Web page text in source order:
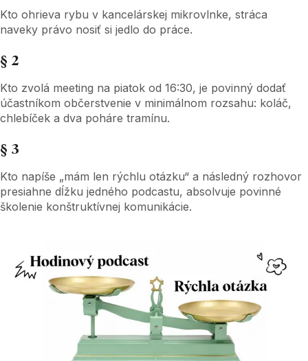
Kto ohrieva rybu v kancelárskej mikrovlnke, stráca
naveky právo nosiť si jedlo do práce.
§ 2
Kto zvolá meeting na piatok od 16:30, je povinný dodať
účastníkom občerstvenie v minimálnom rozsahu: koláč,
chlebíček a dva poháre tramínu.
§ 3
Kto napíše „mám len rýchlu otázku“ a následný rozhovor
presiahne dĺžku jedného podcastu, absolvuje povinné
školenie konštruktívnej komunikácie.